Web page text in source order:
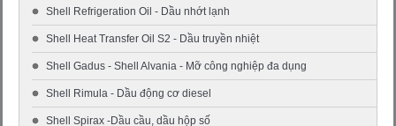
Shell Refrigeration Oil - Dầu nhớt lạnh
Shell Heat Transfer Oil S2 - Dầu truyền nhiệt
Shell Gadus - Shell Alvania - Mỡ công nghiệp đa dụng
Shell Rimula - Dầu động cơ diesel
Shell Spirax -Dầu cầu, dầu hộp số